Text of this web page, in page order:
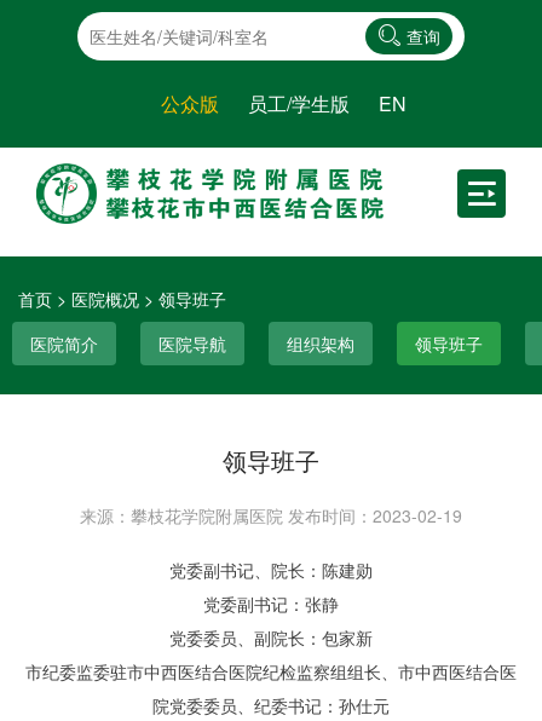
查询
公众版 员工/学生版 EN
首页 > 医院概况 > 领导班子
医院简介
医院导航 组织架构 领导班子
领导班子
来源：攀枝花学院附属医院 发布时间：2023-02-19
党委副书记、院长：陈建勋
党委副书记：张静
党委委员、副院长：包家新
市纪委监委驻市中西医结合医院纪检监察组组长、市中西医结合医
院党委委员、纪委书记：孙仕元